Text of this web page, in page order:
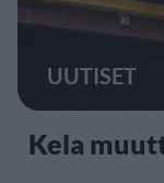
UUTISET
Kela